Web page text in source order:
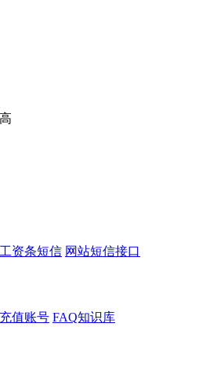
工资条短信 网站短信接口
充值账号 FAQ知识库